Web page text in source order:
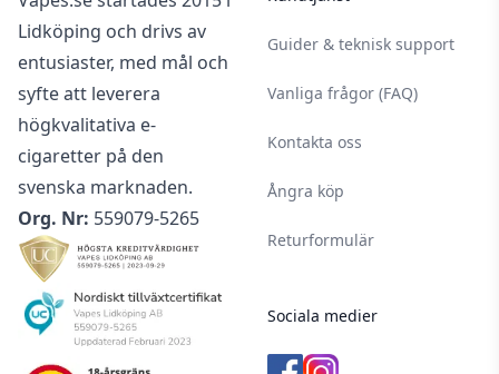
Lidköping och drivs av
entusiaster, med mål och
syfte att leverera
högkvalitativa e-
cigaretter på den
svenska marknaden.
Org. Nr: 559079-5265
Guider & teknisk support
Vanliga frågor (FAQ)
Kontakta oss
Ångra köp
Returformulär
Sociala medier